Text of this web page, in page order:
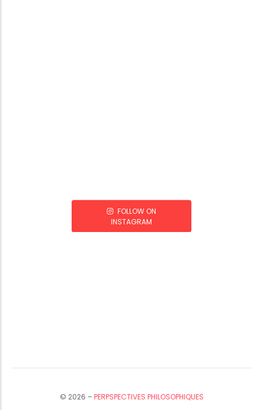
FOLLOW ON
INSTAGRAM
© 2026 –PERPSPECTIVES PHILOSOPHIQUES